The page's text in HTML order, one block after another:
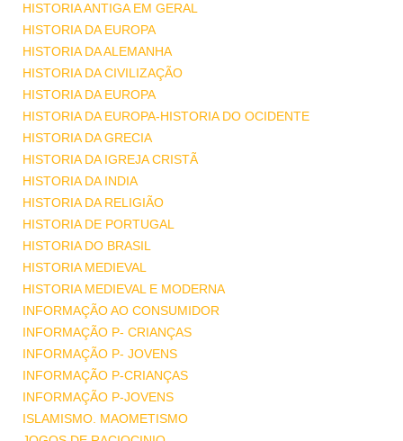
HISTORIA ANTIGA EM GERAL
HISTORIA DA EUROPA
HISTORIA DA ALEMANHA
HISTORIA DA CIVILIZAÇÃO
HISTORIA DA EUROPA
HISTORIA DA EUROPA-HISTORIA DO OCIDENTE
HISTORIA DA GRECIA
HISTORIA DA IGREJA CRISTÃ
HISTORIA DA INDIA
HISTORIA DA RELIGIÃO
HISTORIA DE PORTUGAL
HISTORIA DO BRASIL
HISTORIA MEDIEVAL
HISTORIA MEDIEVAL E MODERNA
INFORMAÇÃO AO CONSUMIDOR
INFORMAÇÃO P- CRIANÇAS
INFORMAÇÃO P- JOVENS
INFORMAÇÃO P-CRIANÇAS
INFORMAÇÃO P-JOVENS
ISLAMISMO. MAOMETISMO